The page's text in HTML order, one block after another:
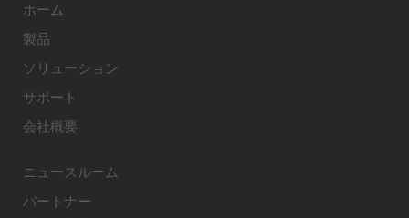
ホーム
製品
ソリューション
サポート
会社概要
ニュースルーム
パートナー